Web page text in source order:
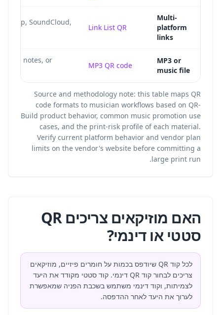
Multi-
platform
links
Link List QR
SoundCloud,
MP3 or
music file
MP3 QR code
voice notes, or
Source and methodology note: this table maps QR
code formats to musician workflows based on QR-
Build product behavior, common music promotion use
cases, and the print-risk profile of each material.
Verify current platform behavior and vendor plan
limits on the vendor's website before committing a
large print run.
האם מוזיקאים צריכים QR
סטטי או דינמי?
לכל קוד QR שיודפס בכמות על חומרים פיזיים, מוזיקאים
צריכים לבחור קוד QR דינמי. קוד סטטי מקודד את היעד
לצמיתות, וקוד דינמי משתמש בשכבת הפניה שמאפשרת
לערוך את היעד לאחר ההדפסה.